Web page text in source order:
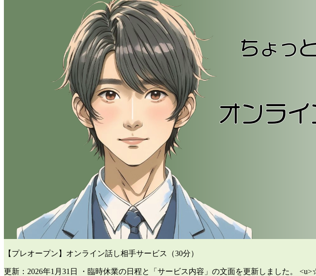
【プレオープン】オンライン話し相手サービス（30分）
更新：2026年1月31日 ・臨時休業の日程と「サービス内容」の文面を更新しました。